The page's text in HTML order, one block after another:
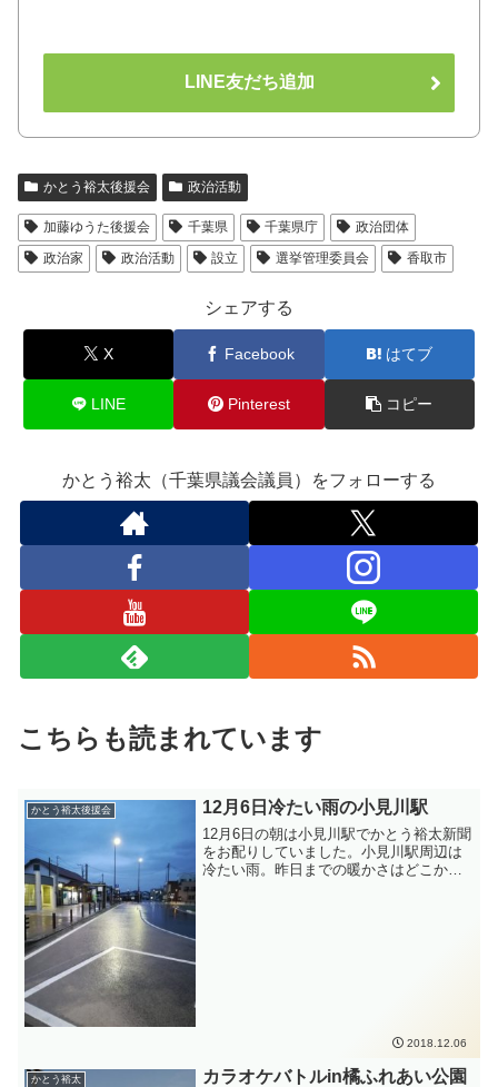
LINE友だち追加
かとう裕太後援会 政治活動
加藤ゆうた後援会 千葉県 千葉県庁
政治団体
政治家
政治活動 設立 選挙管理委員会 香取市
シェアする
X Facebook はてブ
LINE Pinterest コピー
かとう裕太（千葉県議会議員）をフォローする
こちらも読まれています
かとう裕太後援会 12月6日冷たい雨の小見川駅
12月6日の朝は小見川駅でかとう裕太新聞
をお配りしていました。小見川駅周辺は
冷たい雨。昨日までの暖かさはどこかへ
2018.12.06
かとう裕太 カラオケバトルin橘ふれあい公園